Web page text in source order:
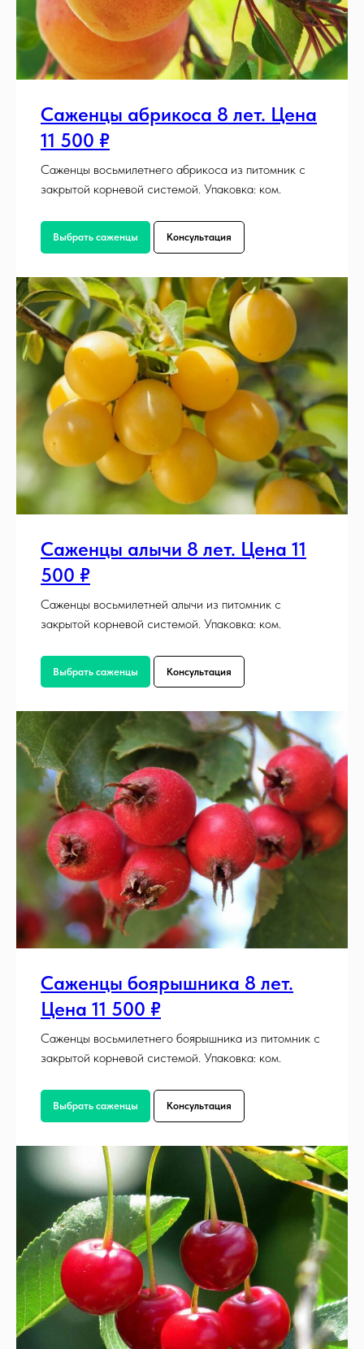
Саженцы абрикоса 8 лет. Цена
11 500 ₽
Саженцы восьмилетнего абрикоса из питомник с
закрытой корневой системой. Упаковка: ком.
Выбрать саженцы Консультация
Саженцы алычи 8 лет. Цена 11
500 ₽
Саженцы восьмилетней алычи из питомник с
закрытой корневой системой. Упаковка: ком.
Выбрать саженцы Консультация
Саженцы боярышника 8 лет.
Цена 11 500 ₽
Саженцы восьмилетнего боярышника из питомник с
закрытой корневой системой. Упаковка: ком.
Выбрать саженцы Консультация